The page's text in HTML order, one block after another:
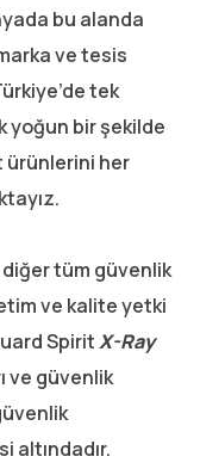
bu alanda
ve tesis
tek
yoğun bir şekilde
ürünlerini her
tüm güvenlik
ve kalite yetki
SpiritX-Ray
ve güvenlik
altındadır.